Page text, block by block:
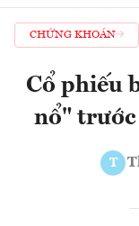
CHỨNG KHOÁN
Cổ phiếu
nổ"
T